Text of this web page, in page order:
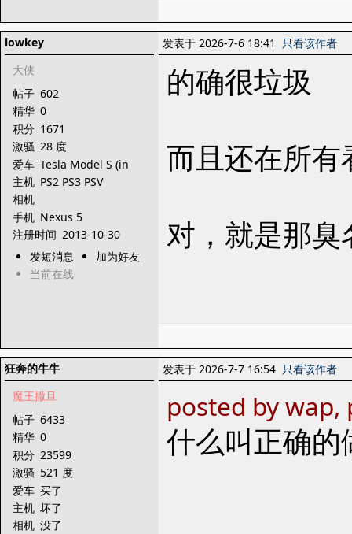
lowkey
大侠
帖子 602
精华 0
积分 1671
激骚 28 度
爱车 Tesla Model S (in
dream)
主机 PS2 PS3 PSV
Dreamcast
相机
手机 Nexus 5
注册时间 2013-10-30
发短消息
加为好友
当前在线
发表于 2026-7-6 18:41 只看该作者
的确很垃圾
而且还在所
对，就是那
狂奔的牛牛
魔王撒旦
帖子 6433
精华 0
积分 23599
激骚 521 度
爱车 买了
主机 坏了
相机 没了
发表于 2026-7-7 16:54 只看该作者
posted by
什么叫正确